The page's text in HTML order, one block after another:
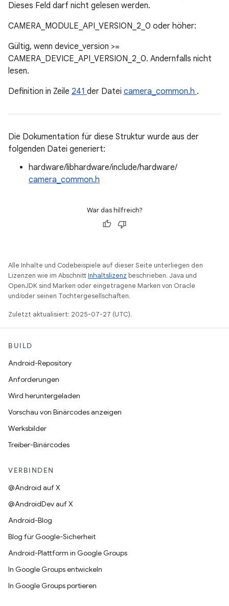
Dieses Feld darf nicht gelesen werden.
CAMERA_MODULE_API_VERSION_2_0 oder höher:
Gültig, wenn device_version >=
CAMERA_DEVICE_API_VERSION_2_0. Andernfalls nicht
lesen.
Definition in Zeile 241 der Datei camera_common.h .
Die Dokumentation für diese Struktur wurde aus der
folgenden Datei generiert:
hardware/libhardware/include/hardware/
camera_common.h
War das hilfreich?
Alle Inhalte und Codebeispiele auf dieser Seite unterliegen den
Lizenzen wie im AbschnittInhaltslizenz beschrieben. Java und
OpenJDK sind Marken oder eingetragene Marken von Oracle
und/oder seinen Tochtergesellschaften.
Zuletzt aktualisiert: 2025-07-27 (UTC).
BUILD
Android-Repository
Anforderungen
Wird heruntergeladen
Vorschau von Binärcodes anzeigen
Werksbilder
Treiber-Binärcodes
VERBINDEN
@Android auf X
@AndroidDev auf X
Android-Blog
Blog für Google-Sicherheit
Android-Plattform in Google Groups
In Google Groups entwickeln
In Google Groups portieren